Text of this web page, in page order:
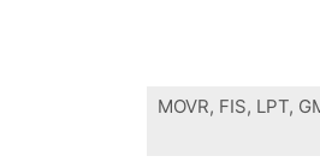
MOVR, FIS, LPT,